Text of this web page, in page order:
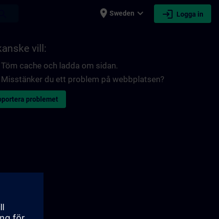
place Sweden expand_more login Logga in
vill:
Töm cache och ladda om sidan.
Misstänker du ett problem på webbplatsen?
problemet